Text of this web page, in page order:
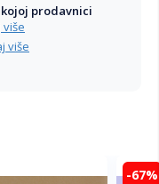
prodavnici
više
više
-67%